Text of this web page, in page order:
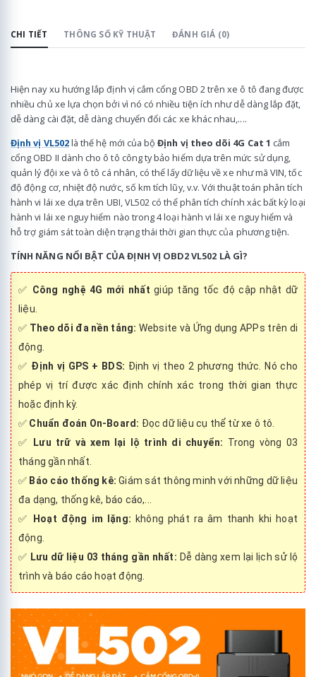
CHI TIẾT THÔNG SỐ KỸ THUẬT ĐÁNH GIÁ (0)
Hiện nay xu hướng lắp định vị cắm cổng OBD 2 trên xe ô tô đang được
nhiều chủ xe lựa chọn bởi vì nó có nhiều tiện ích như dễ dàng lắp đặt,
dễ dàng cài đặt, dễ dàng chuyển đổi các xe khác nhau,....
Định vị VL502là thế hệ mới của bộĐịnh vị theo dõi 4G Cat 1 cắm
cổng OBD II dành cho ô tô công ty bảo hiểm dựa trên mức sử dụng,
quản lý đội xe và ô tô cá nhân, có thể lấy dữ liệu về xe như mã VIN, tốc
độ động cơ, nhiệt độ nước, số km tích lũy, v.v. Với thuật toán phân tích
hành vi lái xe dựa trên UBI, VL502 có thể phân tích chính xác bất kỳ loại
hành vi lái xe nguy hiểm nào trong 4 loại hành vi lái xe nguy hiểm và
hỗ trợ giám sát toàn diện trạng thái thời gian thực của phương tiện.
TÍNH NĂNG NỔI BẬT CỦA ĐỊNH VỊ OBD2 VL502 LÀ GÌ?
✅ Công nghệ 4G mới nhất giúp tăng tốc độ cập nhật dữ
liệu.
✅ Theo dõi đa nền tảng: Website và Ứng dụng APPs trên di
động.
✅ Định vị GPS + BDS: Định vị theo 2 phương thức. Nó cho
phép vị trí được xác định chính xác trong thời gian thực
hoặc định kỳ.
✅ Chuẩn đoán On-Board: Đọc dữ liệu cụ thể từ xe ô tô.
✅
Lưu trữ và xem lại lộ trình di chuyển: Trong vòng 03
tháng gần nhất.
✅ Báo cáo thống kê: Giám sát thông minh với những dữ liệu
đa dạng, thống kê, báo cáo,...
✅
Hoạt động im lặng: không phát ra âm thanh khi hoạt
động.
✅ Lưu dữ liệu 03 tháng gần nhất: Dễ dàng xem lại lịch sử lộ
trình và báo cáo hoạt động.